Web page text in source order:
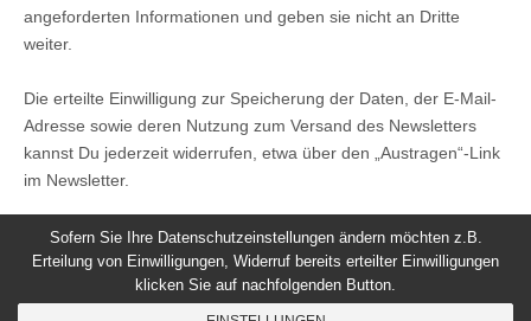
angeforderten Informationen und geben sie nicht an Dritte
weiter.
Die erteilte Einwilligung zur Speicherung der Daten, der E-Mail-
Adresse sowie deren Nutzung zum Versand des Newsletters
kannst Du jederzeit widerrufen, etwa über den „Austragen“-Link
im Newsletter.
Sofern Sie Ihre Datenschutzeinstellungen ändern möchten z.B.
Erteilung von Einwilligungen, Widerruf bereits erteilter Einwilligungen
klicken Sie auf nachfolgenden Button.